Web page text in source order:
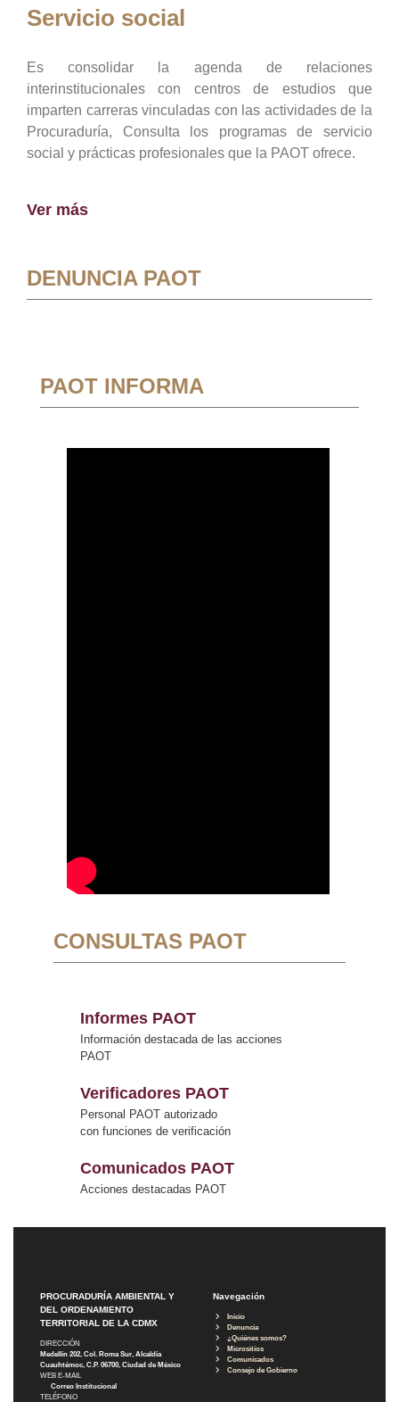
Servicio social
Es consolidar la agenda de relaciones
interinstitucionales con centros de estudios que
imparten carreras vinculadas con las actividades de la
Procuraduría, Consulta los programas de servicio
social y prácticas profesionales que la PAOT ofrece.
Ver más
DENUNCIA PAOT
PAOT INFORMA
CONSULTAS PAOT
Informes PAOT
Información destacada de las acciones
PAOT
Verificadores PAOT
Personal PAOT autorizado
con funciones de verificación
Comunicados PAOT
Acciones destacadas PAOT
PROCURADURÍA AMBIENTAL Y
DEL ORDENAMIENTO
TERRITORIAL DE LA CDMX
DIRECCIÓN
Medellín 202, Col. Roma Sur, Alcaldía
Cuauhtémoc, C.P. 06700, Ciudad de México
WEB E-MAIL
Correo Institucional
TELÉFONO
Navegación
Inicio
Denuncia
¿Quiénes somos?
Micrositios
Comunicados
Consejo de Gobierno